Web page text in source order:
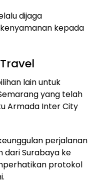
dijaga
kepada
lain untuk
yang telah
Armada Inter City
perjalanan
dari Surabaya ke
protokol